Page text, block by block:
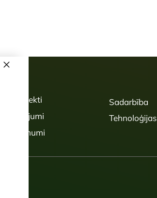
Projekti
Pētījumi
Jaunumi
Sadarbība
Tehnoloģijas